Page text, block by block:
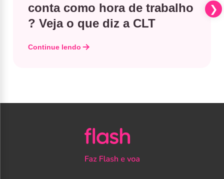
conta como hora de trabalho​
? Veja o que diz a CLT
Continue lendo